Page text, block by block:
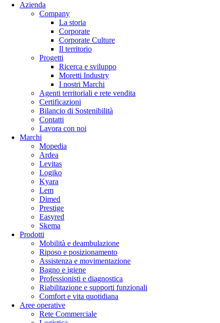
Azienda
Company
La storia
Corporate
Corporate Culture
Il territorio
Progetti
Ricerca e sviluppo
Moretti Industry
I nostri Marchi
Agenti territoriali e rete vendita
Certificazioni
Bilancio di Sostenibilità
Contatti
Lavora con noi
Marchi
Mopedia
Ardea
Levitas
Logiko
Kyara
Lem
Dimed
Prestige
Easyred
Skema
Prodotti
Mobilità e deambulazione
Riposo e posizionamento
Assistenza e movimentazione
Bagno e igiene
Professionisti e diagnostica
Riabilitazione e supporti funzionali
Comfort e vita quotidiana
Aree operative
Rete Commerciale